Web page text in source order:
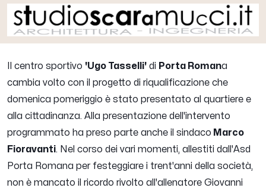
Il centro sportivo 'Ugo Tasselli' di Porta Romana
cambia volto con il progetto di riqualificazione che
domenica pomeriggio è stato presentato al quartiere e
alla cittadinanza. Alla presentazione dell'intervento
programmato ha preso parte anche il sindaco Marco
Fioravanti. Nel corso dei vari momenti, allestiti dall'Asd
Porta Romana per festeggiare i trent'anni della società,
non è mancato il ricordo rivolto all'allenatore Giovanni